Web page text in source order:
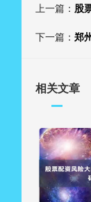
上一篇： 股
下一篇： 郑
相关文章